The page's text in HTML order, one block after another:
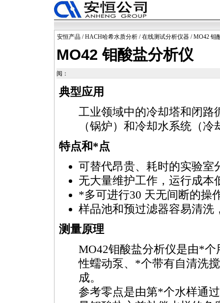
安恒产品 /HACH哈希水质分析 /在线测试分析仪器 / MO42 钼
MO42 钼酸盐分析仪
阅：
典型应用
工业领域中的冷却塔和闭路
（锅炉）和冷却水系统（冷
特点和*点
可替代昂贵、耗时的实验室
无大量维护工作，运行成本
*多可进行30 天无间断的操
样品池和预过滤器容易清洗
测量原理
MO42钼酸盐分析仪是由*个
性蠕动泵、 *个带有自清洗
成。
参考零点是由第*个水样通